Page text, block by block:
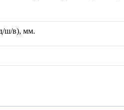
ш/в), мм.